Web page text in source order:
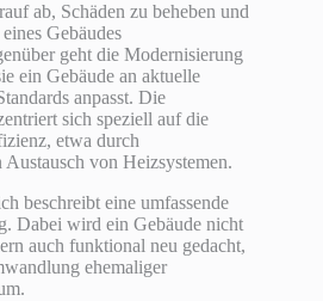
ab, Schäden zu beheben und
Gebäudes
geht die Modernisierung
ein Gebäude an aktuelle
anpasst. Die
sich speziell auf die
etwa durch
von Heizsystemen.
beschreibt eine umfassende
Dabei wird ein Gebäude nicht
auch funktional neu gedacht,
ehemaliger